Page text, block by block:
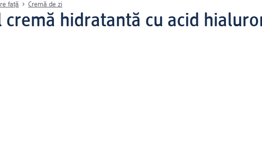
față Cremă de zi
cremă hidratantă cu acid